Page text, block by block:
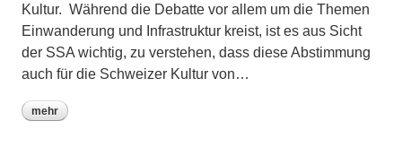
Kultur. Während die Debatte vor allem um die Themen
Einwanderung und Infrastruktur kreist, ist es aus Sicht
der SSA wichtig, zu verstehen, dass diese Abstimmung
auch für die Schweizer Kultur von…
mehr